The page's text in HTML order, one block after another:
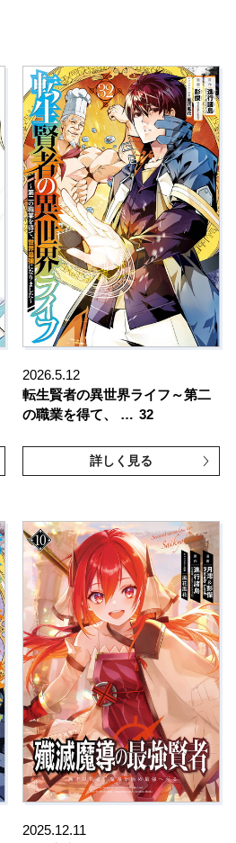
2026.5.12
転生賢者の異世界ライフ～第二
の職業を得て、 … 32
詳しく見る
2025.12.11